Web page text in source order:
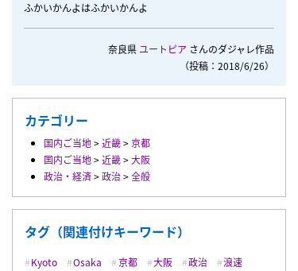
ふかいかんよはふかいかんよ
奈良県 ユートピア さんのダジャレ作品
（投稿：2018/6/26）
カテゴリー
国内ご当地>近畿>京都
国内ご当地>近畿>大阪
政治・経済>政治>全般
タグ（関連付けキーワード）
Kyoto Osaka 京都 大阪 政治
浪速